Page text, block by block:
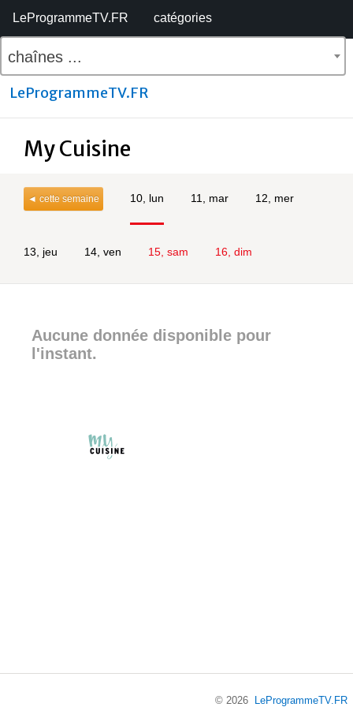
LeProgrammeTV.FR catégories
chaînes ...
LeProgrammeTV.FR
My Cuisine
◄ cette semaine 10, lun 11, mar 12, mer
13, jeu 14, ven 15, sam 16, dim
Aucune donnée disponible pour
l'instant.
© 2026 LeProgrammeTV.FR